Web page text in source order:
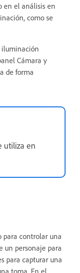
en el análisis en
como se
iluminación
Cámara y
de forma
utiliza en
para controlar una
un personaje para
para capturar una
toma. En el